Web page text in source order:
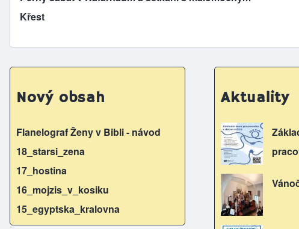
Křest
Nový obsah
Flanelograf Ženy v Bibli - návod
18_starsi_zena
17_hostina
16_mojzis_v_kosiku
15_egyptska_kralovna
Aktuality